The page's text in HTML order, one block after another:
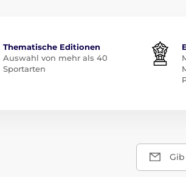
Thematische Editionen
Auswahl von mehr als 40
Sportarten